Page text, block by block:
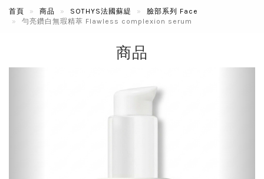
首頁 商品 SOTHYS法國蘇緹
臉部系列 Face
勻亮鑽白無瑕精萃 Flawless complexion serum
商品